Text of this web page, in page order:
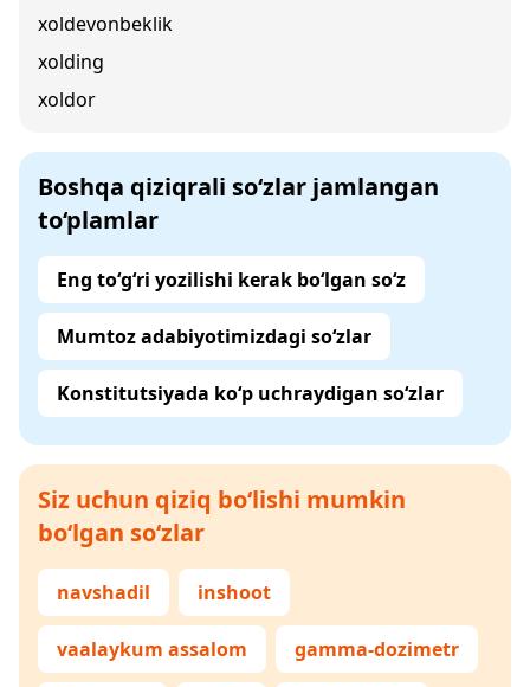
xoldevonbeklik
xolding
xoldor
Boshqa qiziqrali so‘zlar jamlangan
to‘plamlar
Eng to‘g‘ri yozilishi kerak bo‘lgan so‘z
Mumtoz adabiyotimizdagi so‘zlar
Konstitutsiyada ko‘p uchraydigan so‘zlar
Siz uchun qiziq bo‘lishi mumkin
bo‘lgan so‘zlar
navshadil inshoot
vaalaykum assalom gamma-dozimetr